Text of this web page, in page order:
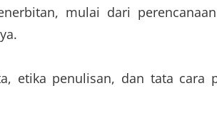
mulai dari
etika penulisan, dan tata cara